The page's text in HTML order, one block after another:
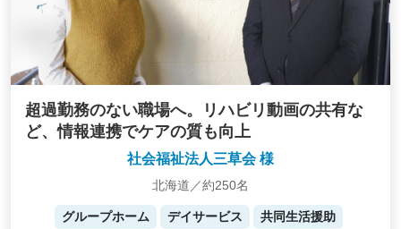
超過勤務のない職場へ。リハビリ動画の共有な
ど、情報連携でケアの質も向上
社会福祉法人三草会 様
北海道／約250名
グループホーム デイサービス
共同生活援助